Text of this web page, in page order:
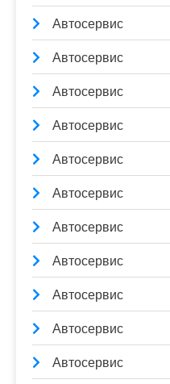
Автосервис
Автосервис
Автосервис
Автосервис
Автосервис
Автосервис
Автосервис
Автосервис
Автосервис
Автосервис
Автосервис